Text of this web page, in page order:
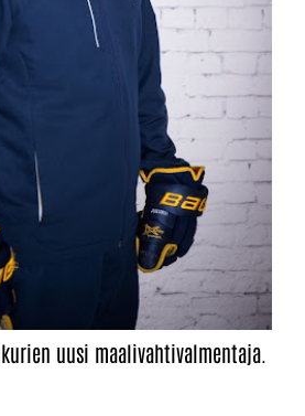
uusi maalivahtivalmentaja.